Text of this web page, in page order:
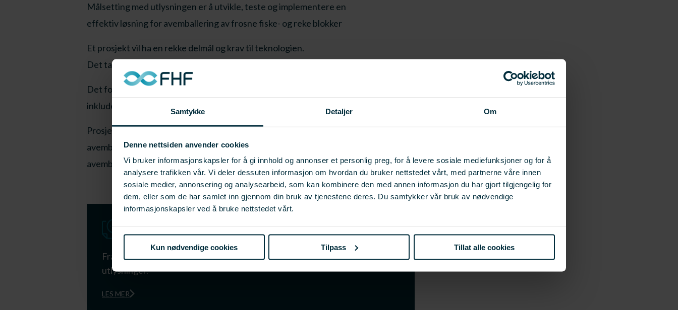
Samtykke Detaljer Om
Denne nettsiden anvender cookies
Vi bruker informasjonskapsler for å gi innhold og annonser et personlig preg, for å levere sosiale mediefunksjoner og for å
analysere trafikken vår. Vi deler dessuten informasjon om hvordan du bruker nettstedet vårt, med partnerne våre innen
sosiale medier, annonsering og analysearbeid, som kan kombinere den med annen informasjon du har gjort tilgjengelig for
dem, eller som de har samlet inn gjennom din bruk av tjenestene deres. Du samtykker vår bruk av nødvendige
informasjonskapsler ved å bruke nettstedet vårt.
Kun nødvendige cookies Tilpass Tillat alle cookies
Målsetting med utlysningen er å utvikle, teste og implementere en
effektiv løsning for avemballering av frosne fiske- og reke blokker
Et prosjekt vil ha en rekke delmål og krav til teknologien.
Det tas sikte på finansiering av inntil 2 prosjekter.
Det forutsettes deltagelse fra hele verdikjeden, fra båt til landindustri,
inkludert leverandørindustri.
Prosjekter kan omfatte en løsning for hele konseptet med automatisk
avemballering, eller kan omfatte en av de to stegene avpalletering eller
avemballering.
Fra 1. januar 2025 har vi gått over til en digital søknadsportal for søknader på
utlysninger.
LES MER